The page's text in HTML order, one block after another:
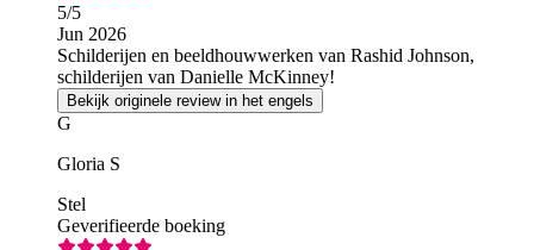
5/5
Jun 2026
Schilderijen en beeldhouwwerken van Rashid Johnson,
schilderijen van Danielle McKinney!
Bekijk originele review in het engels
G
Gloria S
Stel
Geverifieerde boeking